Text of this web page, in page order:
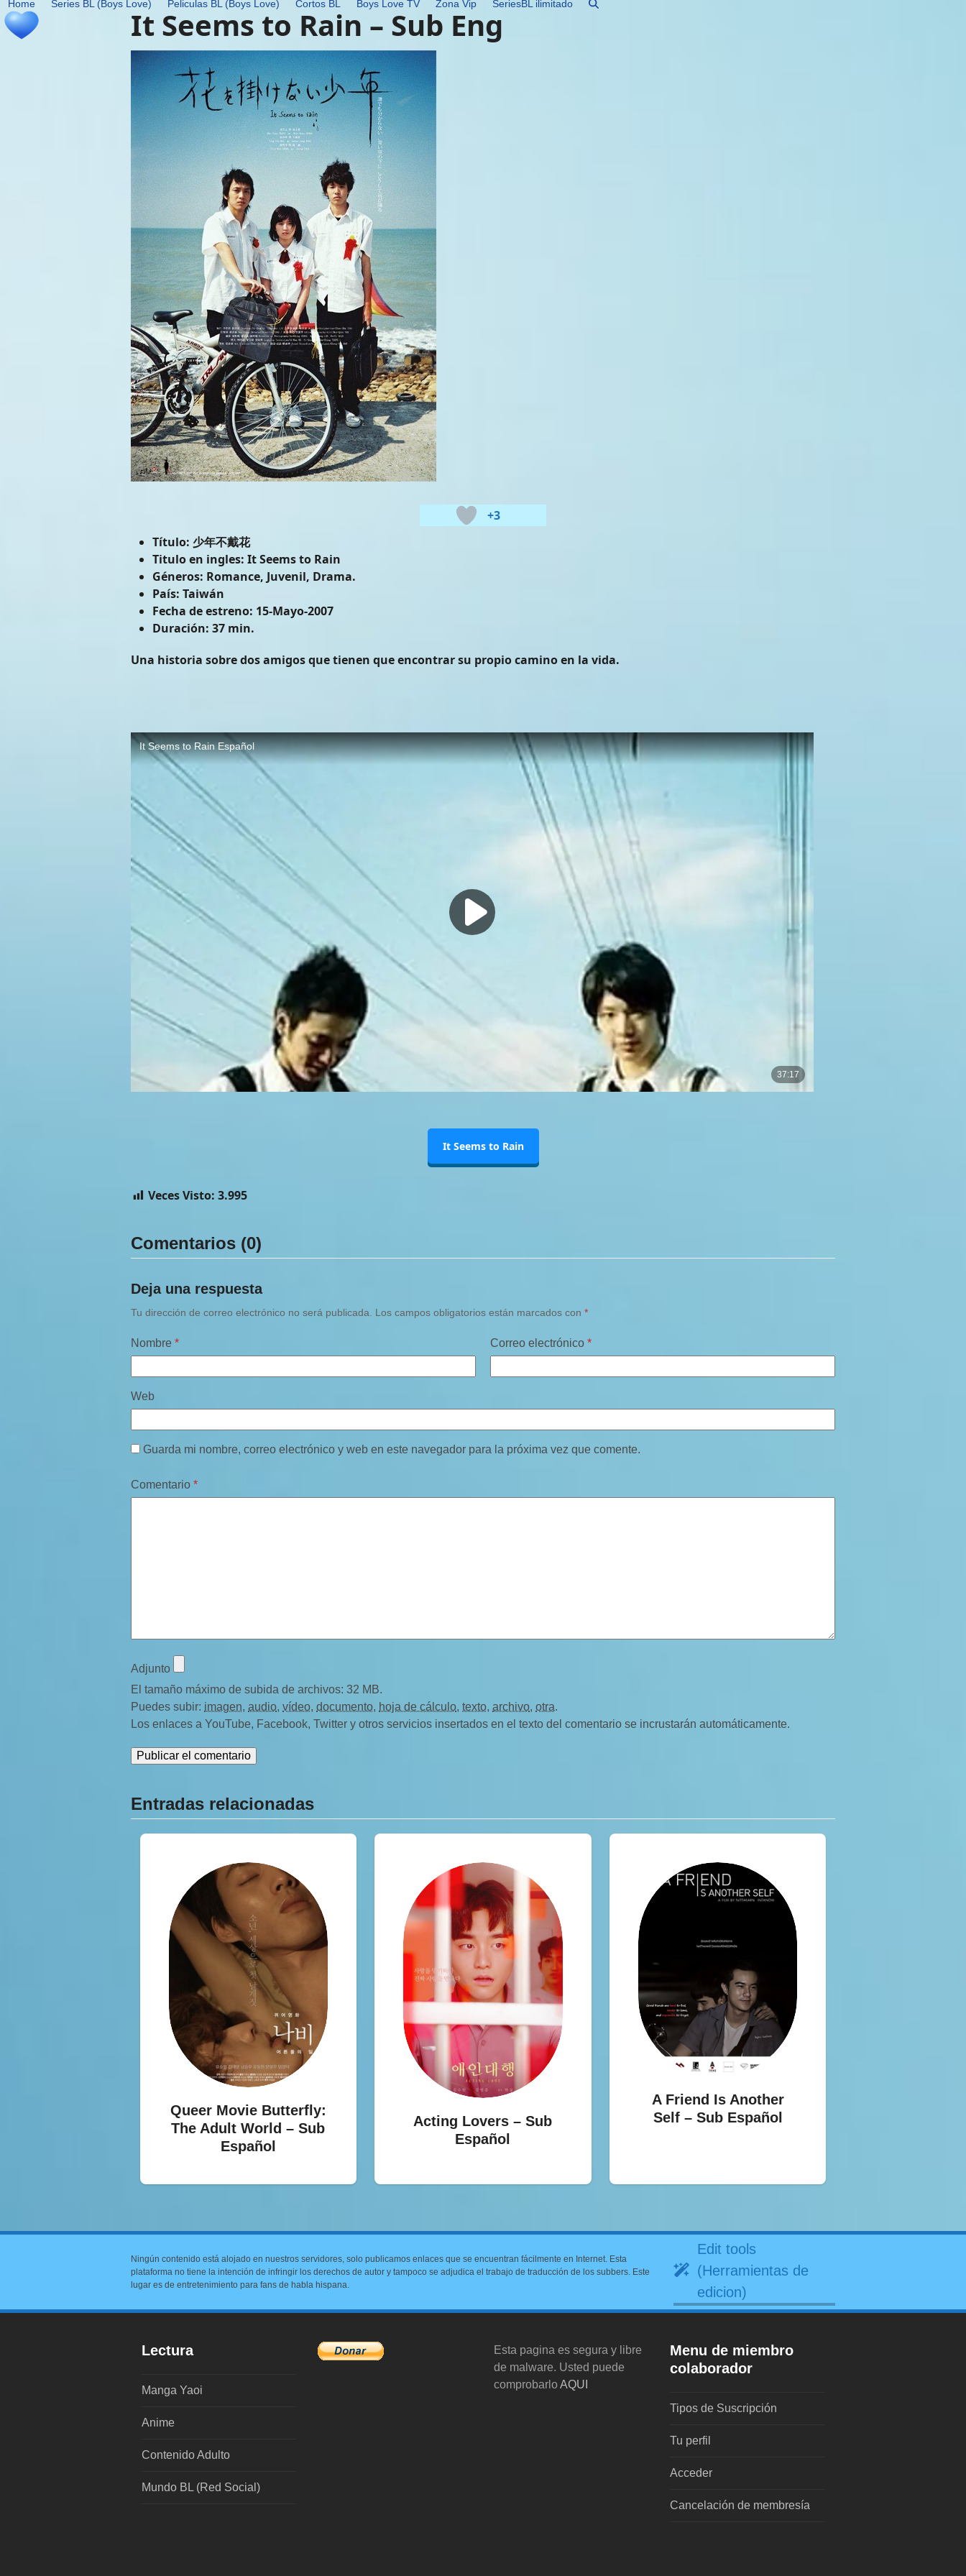
Skip
to
content
Home Series BL (Boys Love) Peliculas BL (Boys Love) Cortos BL Boys Love TV Zona Vip SeriesBL ilimitado
It Seems to Rain – Sub Eng
+3
Título: 少年不戴花
Titulo en ingles: It Seems to Rain
Géneros: Romance, Juvenil, Drama.
País: Taiwán
Fecha de estreno: 15-Mayo-2007
Duración: 37 min.
Una historia sobre dos amigos que tienen que encontrar su propio camino en la vida.
It Seems to Rain
Veces Visto: 3.995
Comentarios (0)
Deja una respuesta
Tu dirección de correo electrónico no será publicada. Los campos obligatorios están marcados con *
Nombre * Correo electrónico *
Web
Guarda mi nombre, correo electrónico y web en este navegador para la próxima vez que comente.
Comentario *
Adjunto
El tamaño máximo de subida de archivos: 32 MB.
Puedes subir: imagen, audio, vídeo, documento, hoja de cálculo, texto, archivo, otra.
Los enlaces a YouTube, Facebook, Twitter y otros servicios insertados en el texto del comentario se incrustarán automáticamente.
Entradas relacionadas
Queer Movie Butterfly:
The Adult World – Sub
Español
Acting Lovers – Sub
Español
A Friend Is Another
Self – Sub Español
Ningún contenido está alojado en nuestros servidores, solo publicamos enlaces que se encuentran fácilmente en Internet. Esta
plataforma no tiene la intención de infringir los derechos de autor y tampoco se adjudica el trabajo de traducción de los subbers. Este
lugar es de entretenimiento para fans de habla hispana.
Edit tools
(Herramientas de
edicion)
Lectura
Manga Yaoi
Anime
Contenido Adulto
Mundo BL (Red Social)
Esta pagina es segura y libre
de malware. Usted puede
comprobarloAQUI
Menu de miembro
colaborador
Tipos de Suscripción
Tu perfil
Acceder
Cancelación de membresía